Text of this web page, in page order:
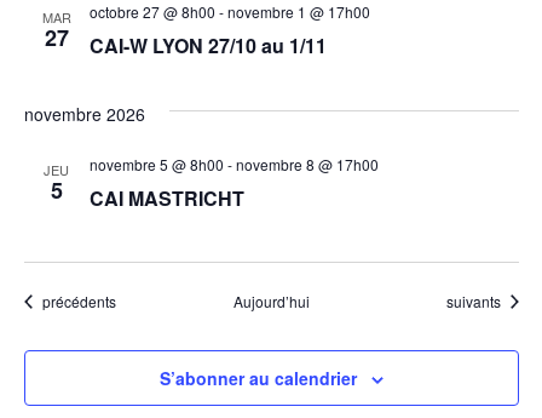
MAR
27 CAI-W LYON 27/10 au 1/11
octobre 27 @ 8h00 -novembre 1 @ 17h00
novembre 2026
JEU
5 CAI MASTRICHT
novembre 5 @ 8h00 -novembre 8 @ 17h00
Évènements
précédents Aujourd’hui Évènements
suivants
S’abonner au calendrier